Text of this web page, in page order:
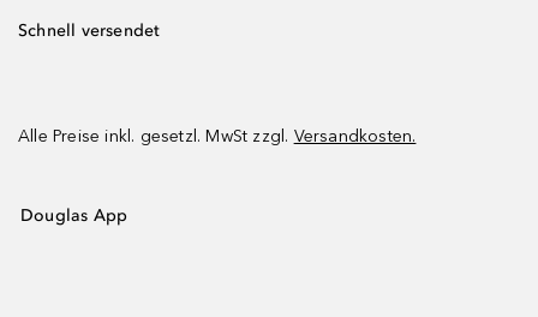
Schnell versendet
Alle Preise inkl. gesetzl. MwSt zzgl. Versandkosten.
Douglas App